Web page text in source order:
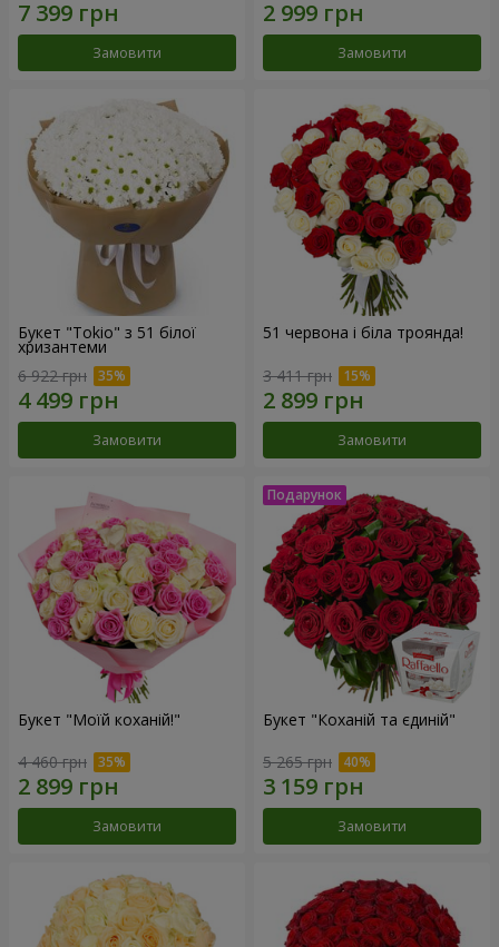
Замовити Замовити
Букет "Tokio" з 51 білої
хризантеми
6 922 грн
Замовити
51 червона і біла троянда!
3 411 грн
Замовити
Букет "Моїй коханій!"
4 460 грн
Замовити
Букет "Коханій та єдиній"
5 265 грн
Замовити